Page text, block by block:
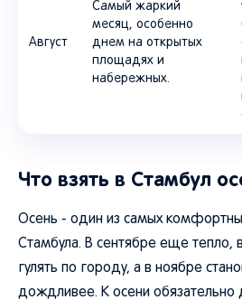
Август
Самый жаркий
месяц, особенно
днем на открытых
площадях и
набережных.
Что взять в Стамбул
Осень - один из самых
Стамбула. В сентябре еще тепло,
гулять по городу, а в ноябре
дождливее. К осени обязательно